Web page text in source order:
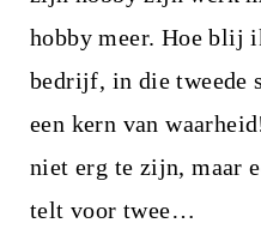
hobby meer. Hoe blij
bedrijf, in die tweede
een kern van
niet erg te zijn, maar
telt voor twee…